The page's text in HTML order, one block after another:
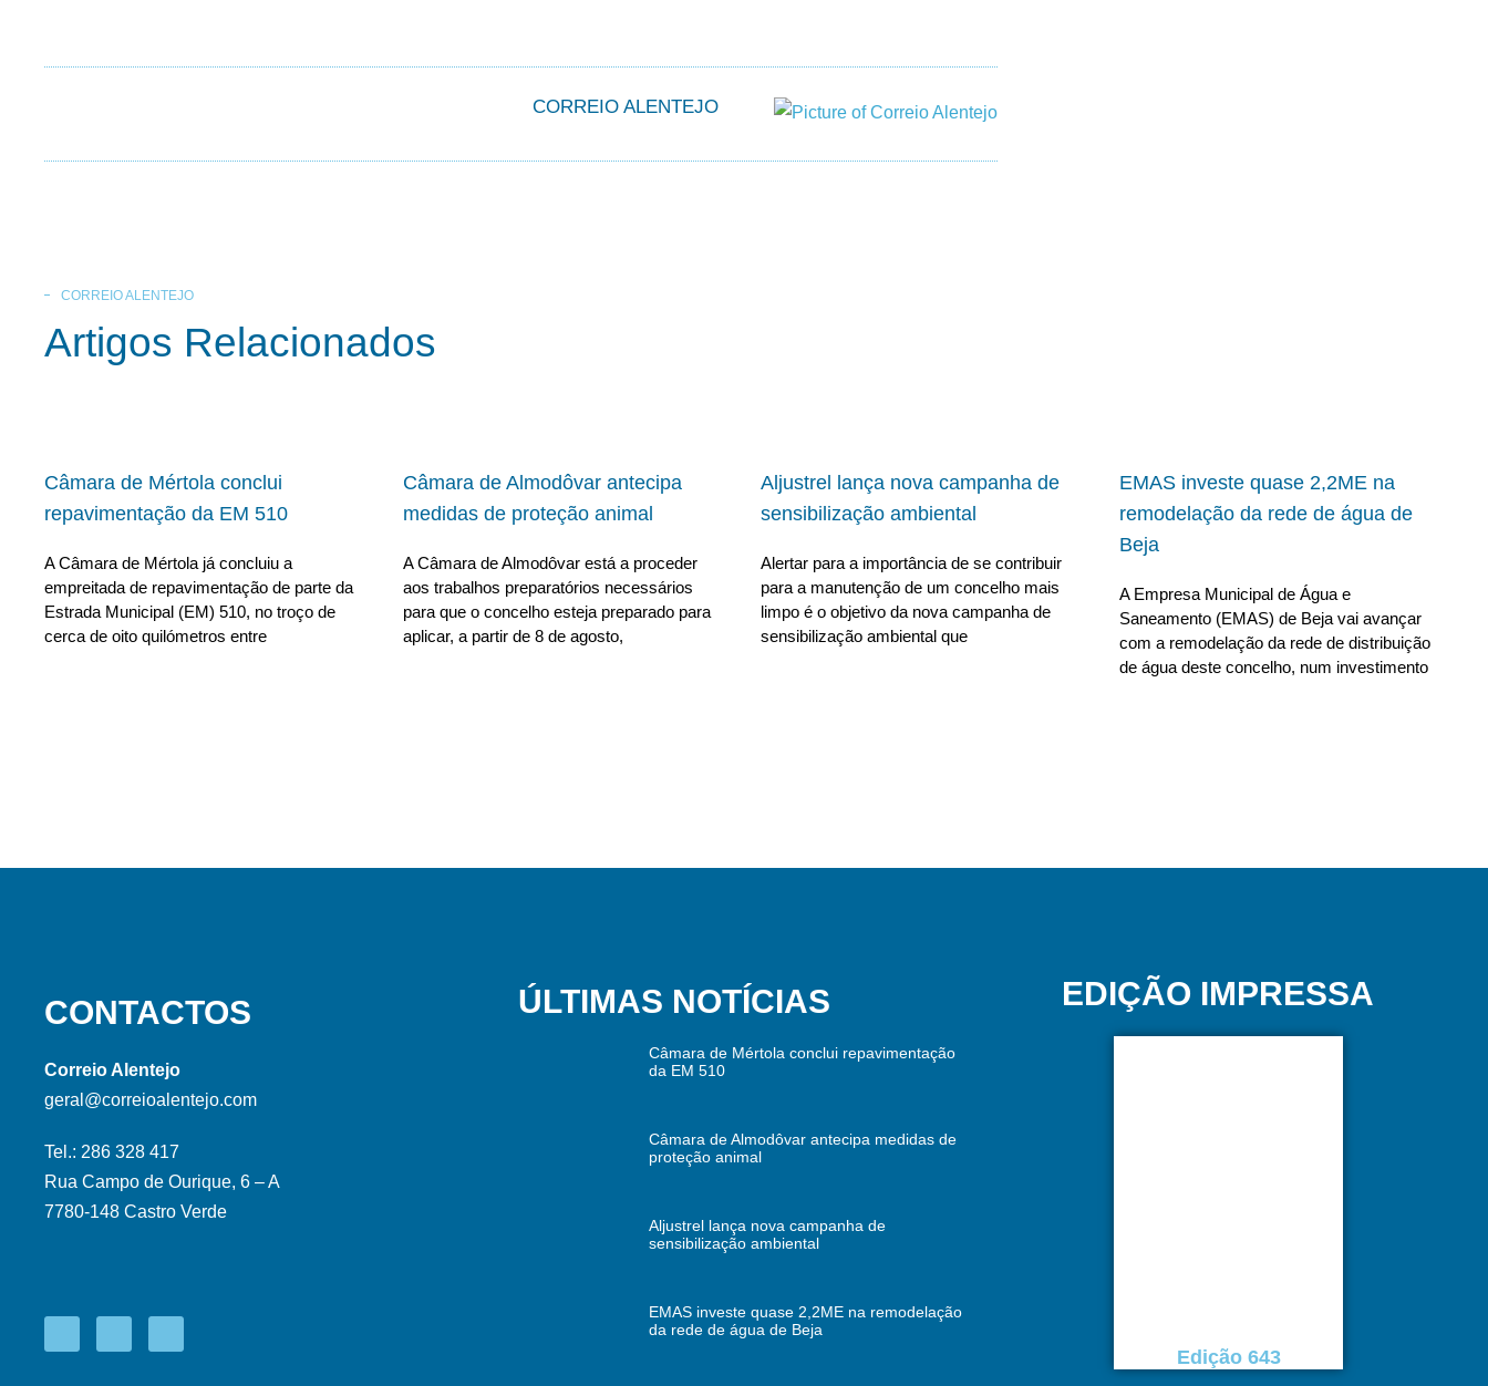
CORREIO ALENTEJO
CORREIO ALENTEJO
Artigos Relacionados
Câmara de Mértola conclui
repavimentação da EM 510
A Câmara de Mértola já concluiu a
empreitada de repavimentação de parte da
Estrada Municipal (EM) 510, no troço de
cerca de oito quilómetros entre
Câmara de Almodôvar antecipa
medidas de proteção animal
A Câmara de Almodôvar está a proceder
aos trabalhos preparatórios necessários
para que o concelho esteja preparado para
aplicar, a partir de 8 de agosto,
Aljustrel lança nova campanha de
sensibilização ambiental
Alertar para a importância de se contribuir
para a manutenção de um concelho mais
limpo é o objetivo da nova campanha de
sensibilização ambiental que
EMAS investe quase 2,2ME na
remodelação da rede de água de
Beja
A Empresa Municipal de Água e
Saneamento (EMAS) de Beja vai avançar
com a remodelação da rede de distribuição
de água deste concelho, num investimento
CONTACTOS
Correio Alentejo
geral@correioalentejo.com
Tel.: 286 328 417
Rua Campo de Ourique, 6 – A
7780-148 Castro Verde
ÚLTIMAS NOTÍCIAS
Câmara de Mértola conclui repavimentação
da EM 510
Câmara de Almodôvar antecipa medidas de
proteção animal
Aljustrel lança nova campanha de
sensibilização ambiental
EMAS investe quase 2,2ME na remodelação
da rede de água de Beja
EDIÇÃO IMPRESSA
Edição 643